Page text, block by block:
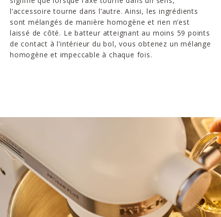
l’accessoire tourne dans l’autre. Ainsi, les ingrédients
sont mélangés de manière homogène et rien n’est
laissé de côté. Le batteur atteignant au moins 59 points
de contact à l’intérieur du bol, vous obtenez un mélange
homogène et impeccable à chaque fois.